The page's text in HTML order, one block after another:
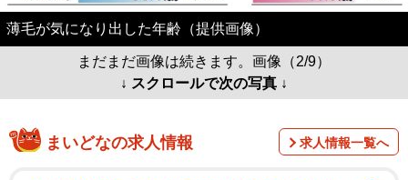
薄毛が気になり出した年齢（提供画像）
まだまだ画像は続きます。画像（2/9）
↓ スクロールで次の写真 ↓
まいどなの求人情報 求人情報一覧へ